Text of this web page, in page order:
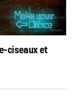
ciseaux et